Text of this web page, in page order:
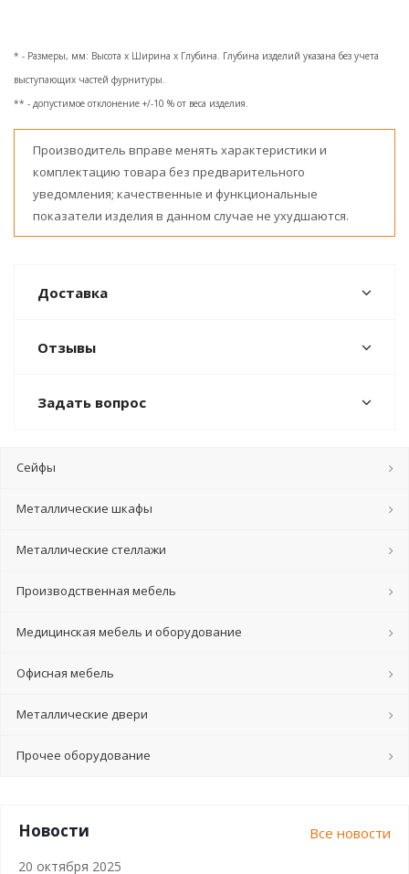
* - Размеры, мм: Высота x Ширина x Глубина. Глубина изделий указана без учета
выступающих частей фурнитуры.
** - допустимое отклонение +/-10 % от веса изделия.
Производитель вправе менять характеристики и
комплектацию товара без предварительного
уведомления; качественные и функциональные
показатели изделия в данном случае не ухудшаются.
Доставка
Отзывы
Задать вопрос
Сейфы
Металлические шкафы
Металлические стеллажи
Производственная мебель
Медицинская мебель и оборудование
Офисная мебель
Металлические двери
Прочее оборудование
Новости Все новости
20 октября 2025